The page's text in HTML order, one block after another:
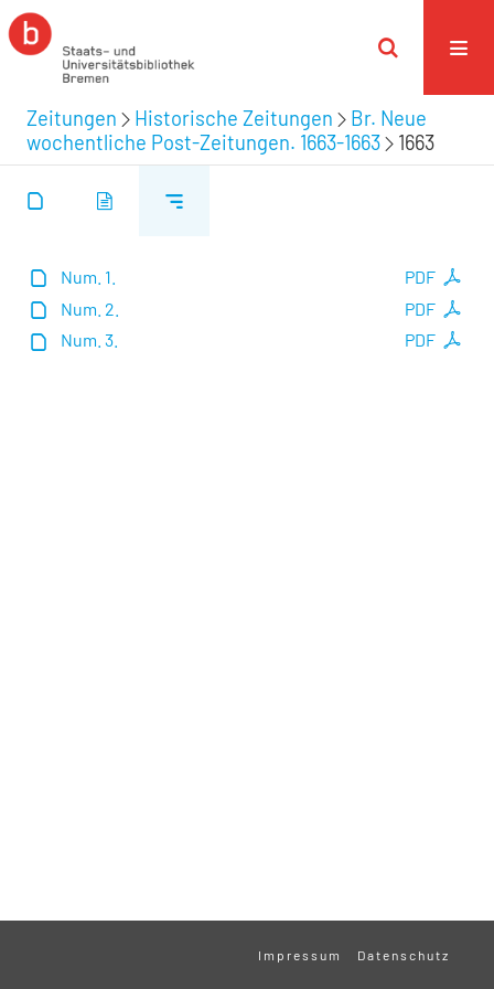
Zeitungen Historische Zeitungen
Br. Neue
wochentliche Post-Zeitungen. 1663-1663
1663
PDF
Num. 1.
PDF
Num. 2.
PDF
Num. 3.
Impressum Datenschutz